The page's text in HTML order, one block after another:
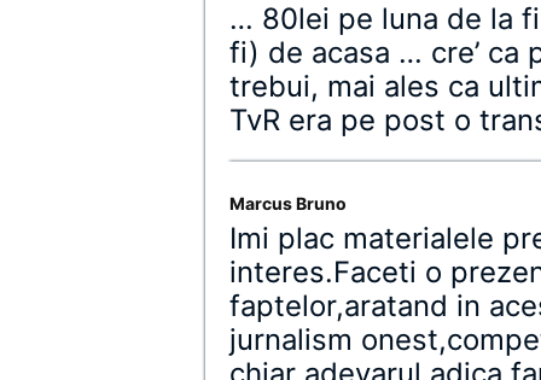
… 80lei pe luna de la
fi) de acasa … cre’ ca
trebui, mai ales ca
TvR era pe post o
Marcus Bruno
Imi plac materialele
interes.Faceti o
faptelor,aratand in
jurnalism